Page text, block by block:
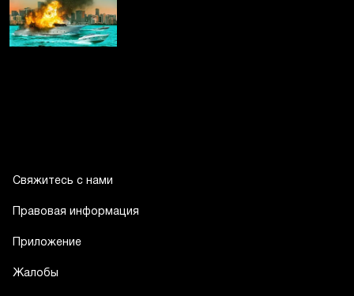
Свяжитесь с нами
Правовая информация
Приложение
Жалобы